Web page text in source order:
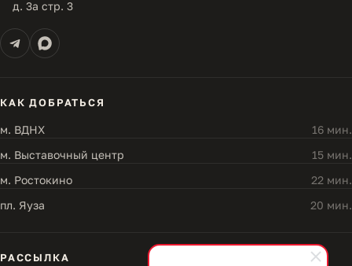
д. 3а стр. 3
КАК ДОБРАТЬСЯ
м. ВДНХ
16 мин.
м. Выставочный центр
15 мин.
м. Ростокино
22 мин.
пл. Яуза
20 мин.
РАССЫЛКА